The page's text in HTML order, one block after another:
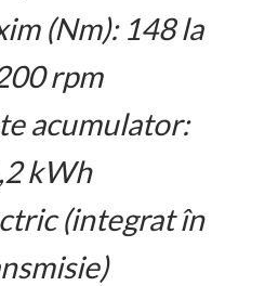
(Nm): 148 la
rpm
acumulator:
kWh
(integrat în